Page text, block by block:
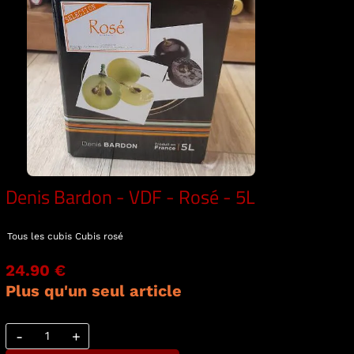
Denis Bardon - VDF - Rosé - 5L
Tous les cubis Cubis rosé
24.90 €
Plus qu'un seul article
- +